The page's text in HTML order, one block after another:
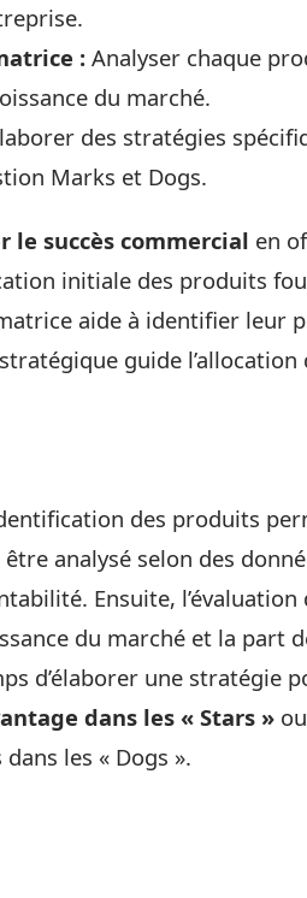
: Analyser chaque
du marché.
des stratégies
Marks et Dogs.
le succès commercial en
initiale des produits
aide à identifier leur
guide l’allocation
des produits
analysé selon des
Ensuite,
du marché et la part
d’élaborer une stratégie
dans les « Stars »
les « Dogs ».